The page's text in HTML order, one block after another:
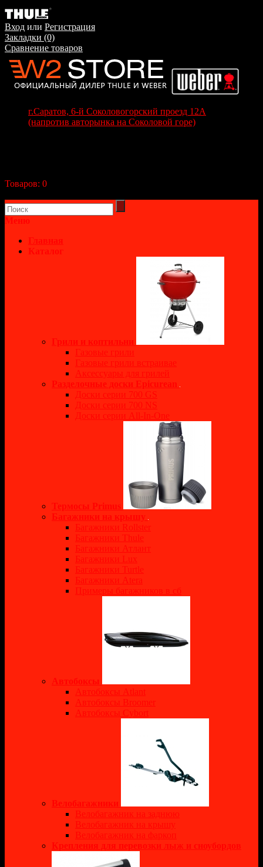
Вход или Регистрация
Закладки (0)
Сравнение товаров
г.Саратов, 6-й Соколовогорский проезд 12А
(напротив авторынка на Соколовой горе)
Товаров: 0
Меню
Главная
Каталог
Грили и коптильни
Газовые грили
Газовые грили встраивае
Аксессуары для грилей
Разделочные доски Epicurean
Доски серии 700 GS
Доски серии 700 NS
Доски серии All-In-One
Термосы Primus
Багажники на крышу
Багажники Rollster
Багажники Thule
Багажники Атлант
Багажники Lux
Багажники Turtle
Багажники Atera
Примеры багажников в сб
Автобоксы
Автобоксы Atlant
Автобоксы Broomer
Автобоксы Cybort
Велобагажники
Велобагажник на заднюю
Велобагажник на крышу
Велобагажник на фаркоп
Крепления для перевозки лыж и сноубордов